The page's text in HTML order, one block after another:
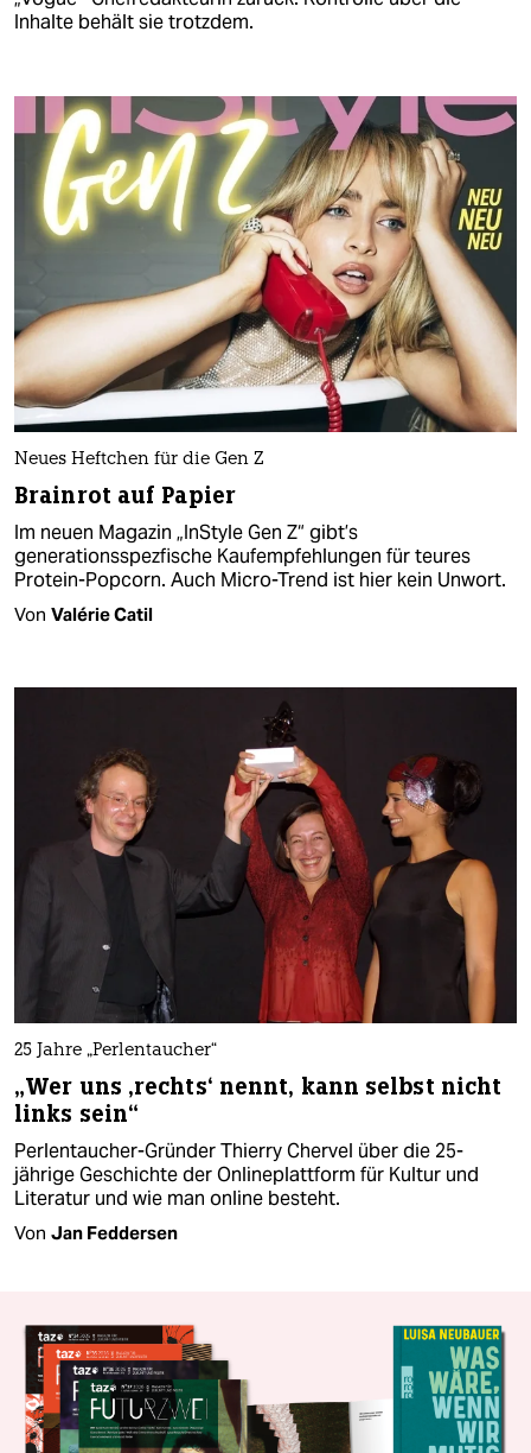
Inhalte behält sie trotzdem.
Neues Heftchen für die Gen Z
Brainrot auf Papier
Im neuen Magazin „InStyle Gen Z“ gibt’s
generationsspezfische Kaufempfehlungen für teures
Protein-Popcorn. Auch Micro-Trend ist hier kein Unwort.
Von Valérie Catil
25 Jahre „Perlentaucher“
„Wer uns ‚rechts‘ nennt, kann selbst nicht
links sein“
Perlentaucher-Gründer Thierry Chervel über die 25-
jährige Geschichte der Onlineplattform für Kultur und
Literatur und wie man online besteht.
Von Jan Feddersen